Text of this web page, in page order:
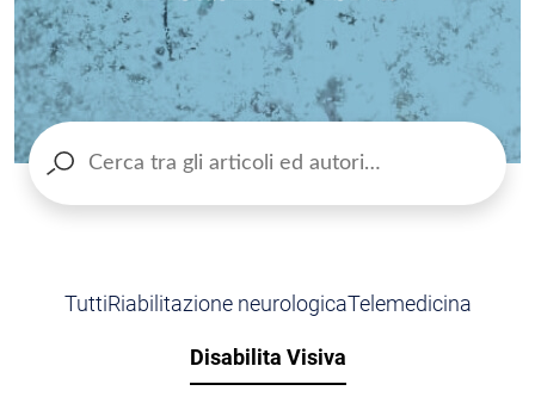
TuttiRiabilitazione neurologicaTelemedicina
Disabilita Visiva